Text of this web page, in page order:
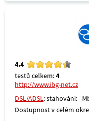
4.4
testů celkem:4
http://www.ibg-net.cz
DSL/ADSL: stahování: -
Dostupnost v celém